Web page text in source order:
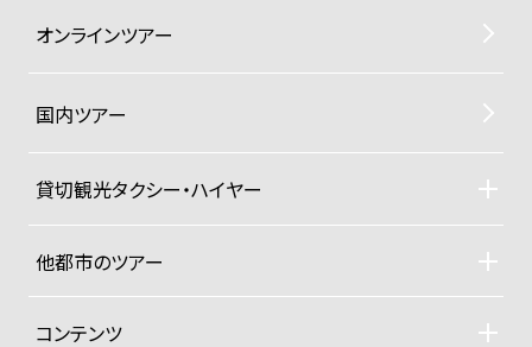
オンラインツアー
国内ツアー
貸切観光タクシー・ハイヤー
貸切観光タクシー・ハイヤーTOP
車両ラインナップと料金
他都市のツアー
札幌観光タクシーツアー
東京観光タクシーツアー
コンテンツ